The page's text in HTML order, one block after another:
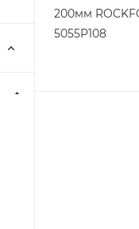
200мм
5055P108